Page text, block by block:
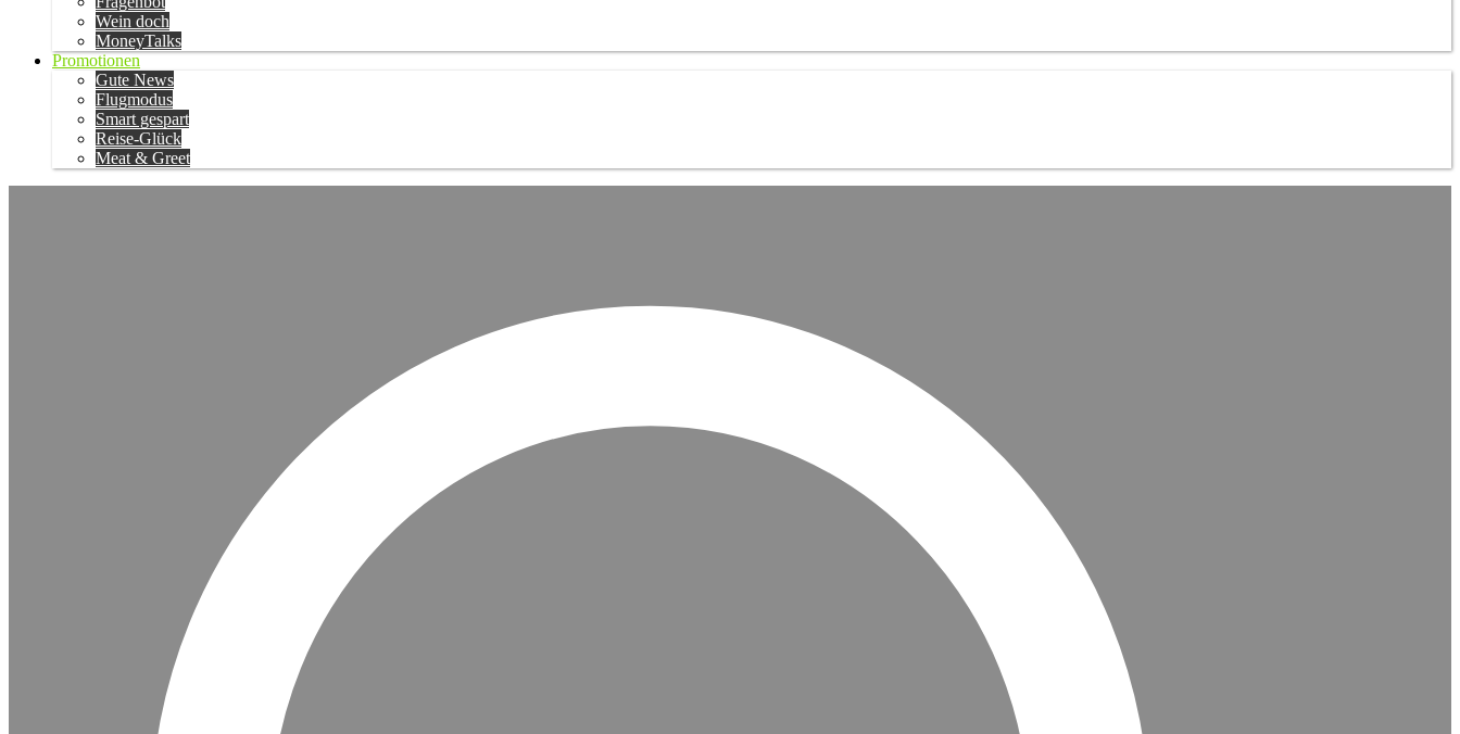
Wein doch
MoneyTalks
Promotionen
Gute News
Flugmodus
Smart gespart
Reise-Glück
Meat & Greet